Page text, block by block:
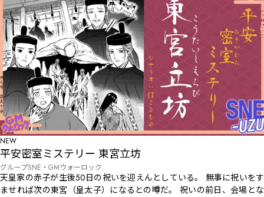
NEW
平安密室ミステリー 東宮立坊
グループSNE・GMウォーロック
天皇家の赤子が生後50日の祝いを迎えんとしている。 無事に祝いをす
ませれば次の東宮（皇太子）になるとの噂だ。 祝いの前日、会場とな